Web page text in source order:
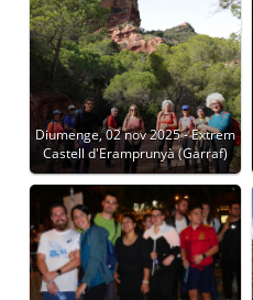
Diumenge, 02 nov 2025 - Extrem
Castell d'Eramprunyà (Garraf)